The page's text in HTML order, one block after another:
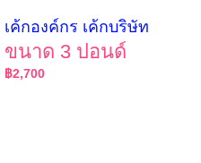
เค้กองค์กร เค้กบริษัท
ขนาด 3 ปอนด์
฿2,700